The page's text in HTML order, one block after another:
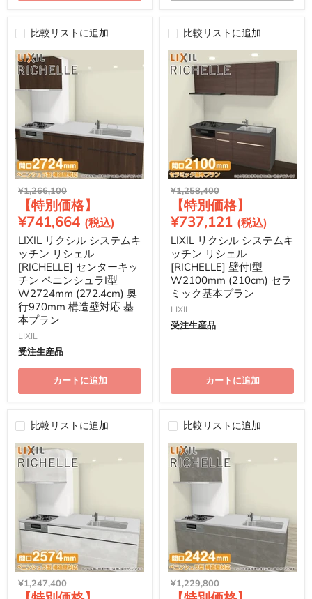
比較リストに追加
元
価
格
¥1,266,100
在
の
格
¥741,664
LIXIL リクシル システムキ
ッチン リシェル
[RICHELLE] センターキッ
チン ペニンシュラI型
W2724mm (272.4cm) 奥
行970mm 構造壁対応 基
本プラン
LIXIL
受注生産品
カートに追加
比較リストに追加
元
価
格
¥1,258,400
在
の
格
¥737,121
LIXIL リクシル システムキ
ッチン リシェル
[RICHELLE] 壁付I型
W2100mm (210cm) セラ
ミック基本プラン
LIXIL
受注生産品
カートに追加
比較リストに追加
元
¥1,247,400
比較リストに追加
元
¥1,229,800